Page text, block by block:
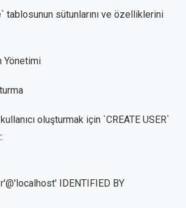
tablosunun sütunlarını ve özelliklerini
Yönetimi
oluşturmak için `CREATE USER`
IDENTIFIED BY